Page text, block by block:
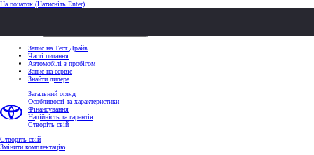
На початок (Натисніть Enter)
Запис на Тест Драйв
Часті питання
Автомобілі з пробігом
Запис на сервіс
Знайти дилера
Загальний огляд
Особливості та характеристики
Фінансування
Надійність та гарантія
Створіть свій
Створіть свій
Змінити комплектацію